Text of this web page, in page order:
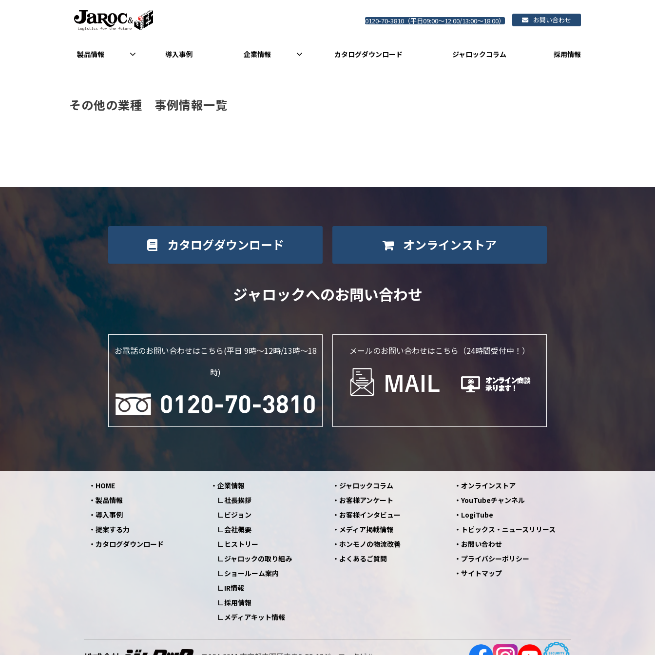
0120-70-3810（平日09:00～12:00/13:00～18:00） お問い合わせ
製品情報 導入事例 企業情報 カタログダウンロード ジャロックコラム 採用情報
その他の業種　事例情報一覧
カタログダウンロード オンラインストア
ジャロックへのお問い合わせ
お電話のお問い合わせはこちら(平日 9時～12時/13時〜18
時)
メールのお問い合わせはこちら （24時間受付中！）
HOME
製品情報
導入事例
提案する力
カタログダウンロード
企業情報
社長挨拶
ビジョン
会社概要
ヒストリー
ジャロックの取り組み
ショールーム案内
IR情報
採用情報
メディアキット情報
ジャロックコラム
お客様アンケート
お客様インタビュー
メディア掲載情報
ホンモノの物流改善
よくあるご質問
オンラインストア
YouTubeチャンネル
LogiTube
トピックス・ニュースリリース
お問い合わせ
プライバシーポリシー
サイトマップ